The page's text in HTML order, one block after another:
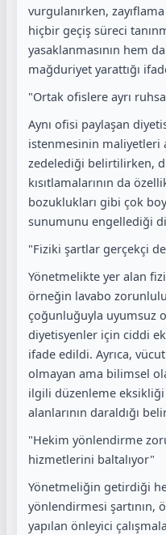
vurgulanırken,
hiçbir geçiş süreci
yasaklanmasının hem
mağduriyet yarattığı
"Ortak ofislere ayrı
Aynı ofisi paylaşan
istenmesinin maliyetleri
zedelediği belirtilirken,
kısıtlamalarının da
bozuklukları gibi çok
sunumunu engellediği
"Fiziki şartlar gerçekçi
Yönetmelikte yer alan
örneğin lavabo
çoğunluğuyla uyumsuz
diyetisyenler için ciddi
ifade edildi. Ayrıca,
olmayan ama bilimsel
ilgili düzenleme
alanlarının daraldığı
"Hekim yönlendirme
hizmetlerini baltalıyor"
Yönetmeliğin getirdiği
yönlendirmesi şartının,
yapılan önleyici